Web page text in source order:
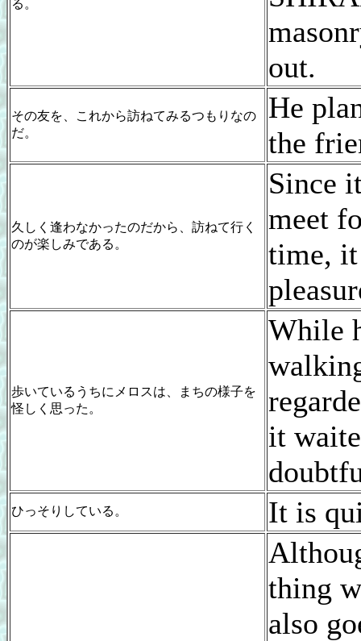
る。
out.
その友を、これから訪ねてみるつもりなの
だ。
He
the
久しく逢わなかったのだから、訪ねて行く
のが楽しみである。
Since
meet
time,
歩いているうちにメロスは、まちの様子を
怪しく思った。
While
it
ひっそりしている。 It is
thing
also